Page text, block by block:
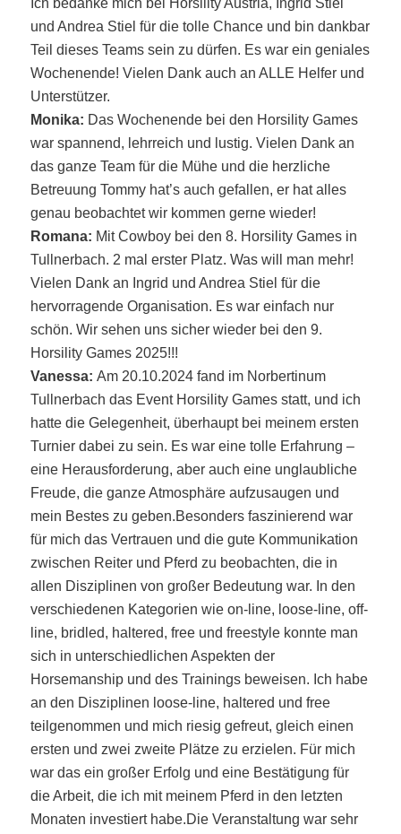
Ich bedanke mich bei Horsility Austria, Ingrid Stiel
und Andrea Stiel für die tolle Chance und bin dankbar
Teil dieses Teams sein zu dürfen. Es war ein geniales
Wochenende! Vielen Dank auch an ALLE Helfer und
Unterstützer.
Monika: Das Wochenende bei den Horsility Games
war spannend, lehrreich und lustig. Vielen Dank an
das ganze Team für die Mühe und die herzliche
Betreuung Tommy hat’s auch gefallen, er hat alles
genau beobachtet wir kommen gerne wieder!
Romana: Mit Cowboy bei den 8. Horsility Games in
Tullnerbach. 2 mal erster Platz. Was will man mehr!
Vielen Dank an Ingrid und Andrea Stiel für die
hervorragende Organisation. Es war einfach nur
schön. Wir sehen uns sicher wieder bei den 9.
Horsility Games 2025!!!
Vanessa:Am 20.10.2024 fand im Norbertinum
Tullnerbach das Event Horsility Games statt, und ich
hatte die Gelegenheit, überhaupt bei meinem ersten
Turnier dabei zu sein. Es war eine tolle Erfahrung –
eine Herausforderung, aber auch eine unglaubliche
Freude, die ganze Atmosphäre aufzusaugen und
mein Bestes zu geben.Besonders faszinierend war
für mich das Vertrauen und die gute Kommunikation
zwischen Reiter und Pferd zu beobachten, die in
allen Disziplinen von großer Bedeutung war. In den
verschiedenen Kategorien wie on-line, loose-line, off-
line, bridled, haltered, free und freestyle konnte man
sich in unterschiedlichen Aspekten der
Horsemanship und des Trainings beweisen. Ich habe
an den Disziplinen loose-line, haltered und free
teilgenommen und mich riesig gefreut, gleich einen
ersten und zwei zweite Plätze zu erzielen. Für mich
war das ein großer Erfolg und eine Bestätigung für
die Arbeit, die ich mit meinem Pferd in den letzten
Monaten investiert habe.Die Veranstaltung war sehr